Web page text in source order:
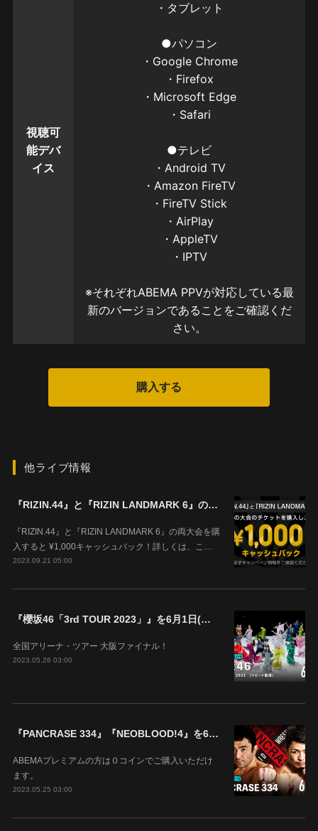
他ライブ情報
『RIZIN.44』と『RIZIN LANDMARK 6』の両大会を購入すると ¥1,000キャッシュバック！
『RIZIN.44』と『RIZIN LANDMARK 6』の両大会を購
入すると ¥1,000キャッシュバック！詳しくは、こ…
2023.09.21 05:00
『櫻坂46「3rd TOUR 2023」』を6月1日(木)18時よりABEMAで生配信決定！
全国アリーナ・ツアー 大阪ファイナル！
2023.05.26 03:00
『PANCRASE 334』『NEOBLOOD!4』を6月4日(日)14時00分よりABEMAで生中継！
ABEMAプレミアムの方は０コインでご購入いただけ
ます。
2023.05.25 03:00